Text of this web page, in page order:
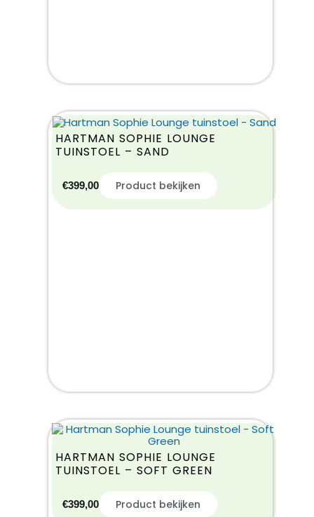
HARTMAN SOPHIE LOUNGE
TUINSTOEL – SAND
€399,00 Product bekijken
HARTMAN SOPHIE LOUNGE
TUINSTOEL – SOFT GREEN
€399,00 Product bekijken